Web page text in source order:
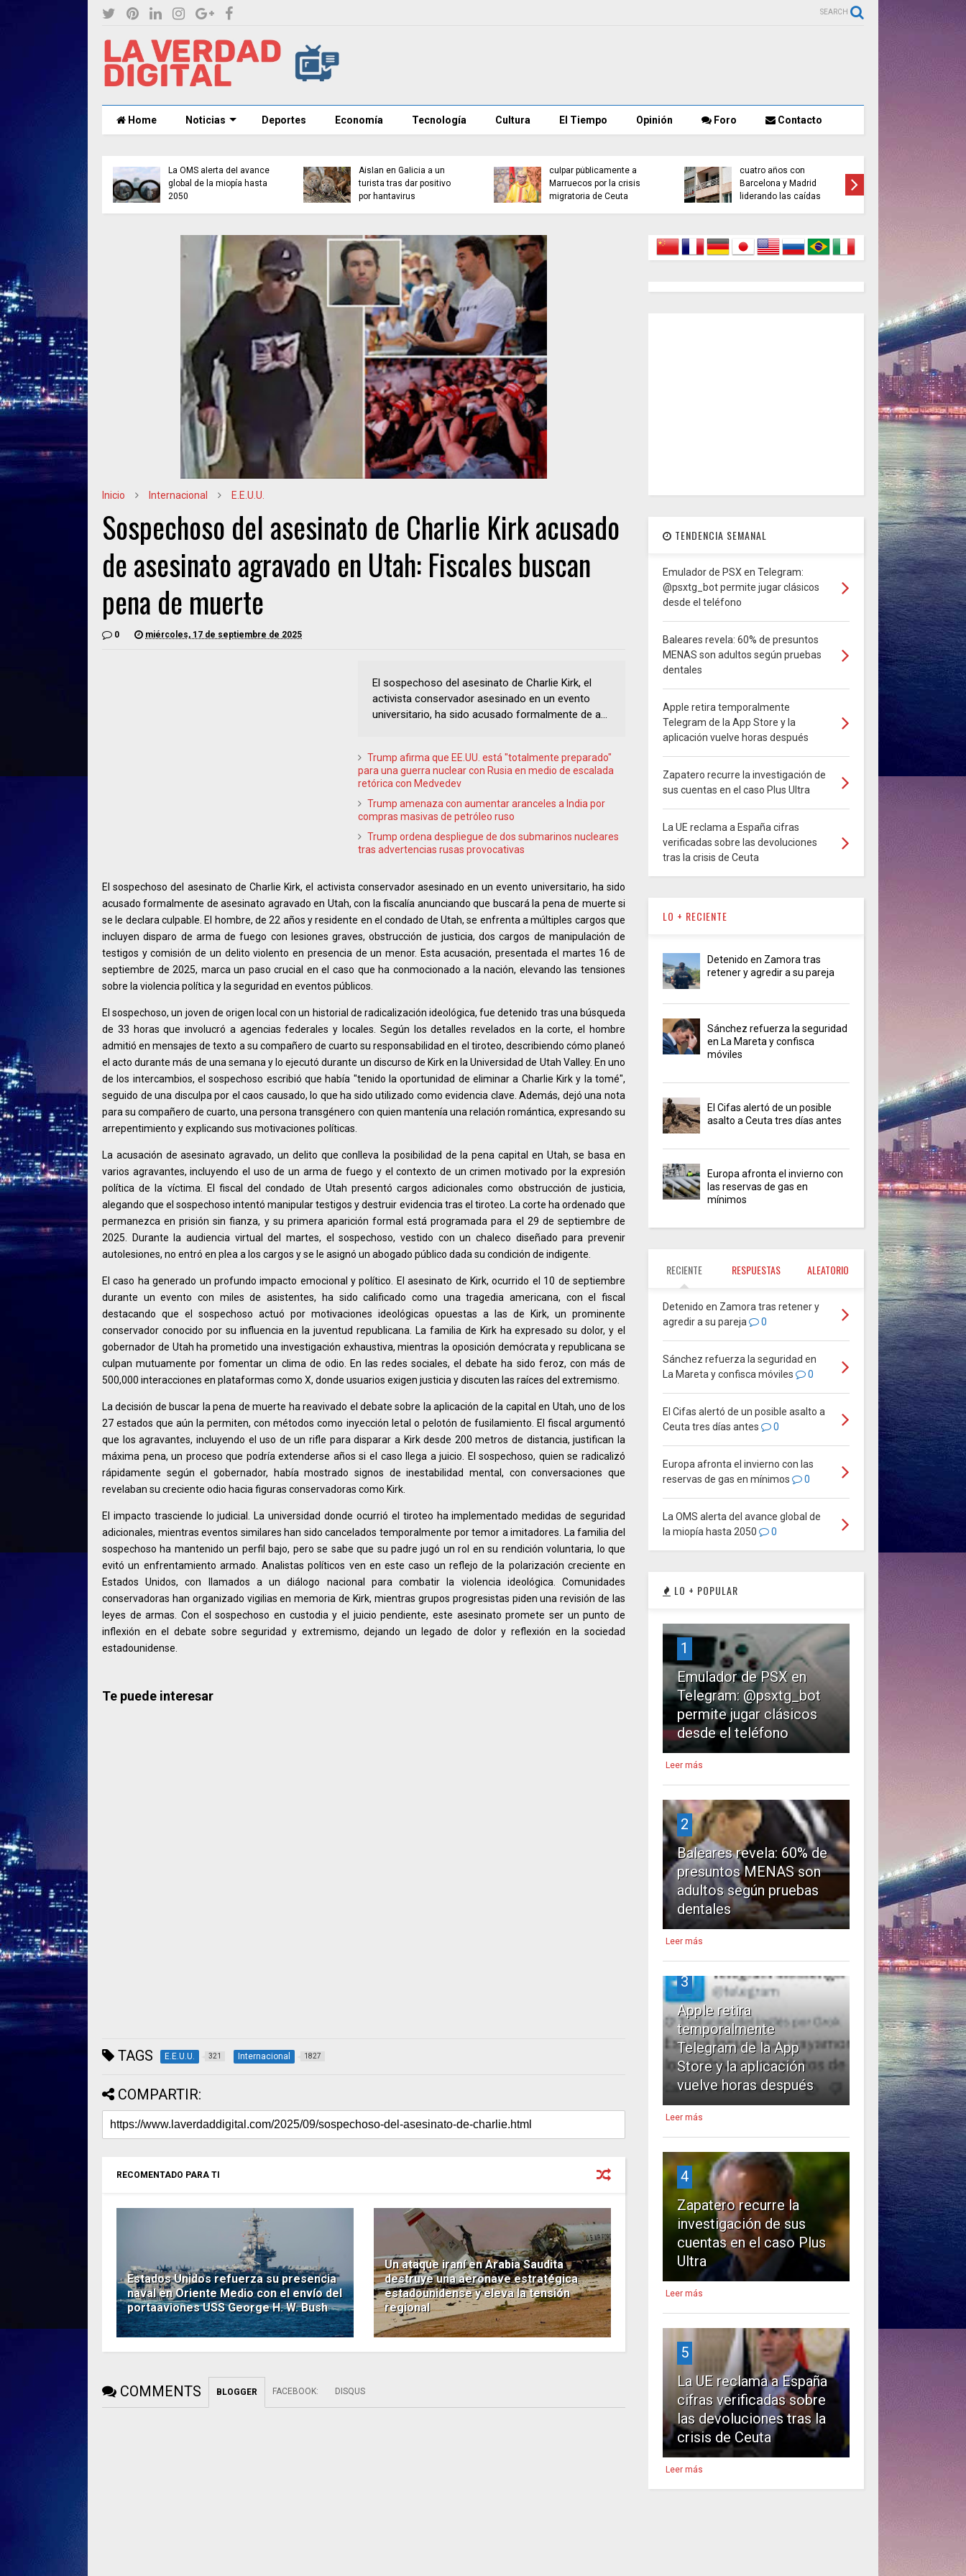
SEARCH
Home Noticias Deportes Economía Tecnología Cultura El Tiempo Opinión Foro Contacto
La OMS alerta del avance
global de la miopía hasta
2050
Aíslan en Galicia a un
turista tras dar positivo
por hantavirus
culpar públicamente a
Marruecos por la crisis
migratoria de Ceuta
cuatro años con
Barcelona y Madrid
liderando las caídas
Inicio Internacional E.E.U.U.
Sospechoso del asesinato de Charlie Kirk acusado
de asesinato agravado en Utah: Fiscales buscan
pena de muerte
0 miércoles, 17 de septiembre de 2025
El sospechoso del asesinato de Charlie Kirk, el
activista conservador asesinado en un evento
universitario, ha sido acusado formalmente de a...
Trump afirma que EE.UU. está "totalmente preparado"
para una guerra nuclear con Rusia en medio de escalada
retórica con Medvedev
Trump amenaza con aumentar aranceles a India por
compras masivas de petróleo ruso
Trump ordena despliegue de dos submarinos nucleares
tras advertencias rusas provocativas
El sospechoso del asesinato de Charlie Kirk, el activista conservador asesinado en un evento universitario, ha sido
acusado formalmente de asesinato agravado en Utah, con la fiscalía anunciando que buscará la pena de muerte si
se le declara culpable. El hombre, de 22 años y residente en el condado de Utah, se enfrenta a múltiples cargos que
incluyen disparo de arma de fuego con lesiones graves, obstrucción de justicia, dos cargos de manipulación de
testigos y comisión de un delito violento en presencia de un menor. Esta acusación, presentada el martes 16 de
septiembre de 2025, marca un paso crucial en el caso que ha conmocionado a la nación, elevando las tensiones
sobre la violencia política y la seguridad en eventos públicos.
El sospechoso, un joven de origen local con un historial de radicalización ideológica, fue detenido tras una búsqueda
de 33 horas que involucró a agencias federales y locales. Según los detalles revelados en la corte, el hombre
admitió en mensajes de texto a su compañero de cuarto su responsabilidad en el tiroteo, describiendo cómo planeó
el acto durante más de una semana y lo ejecutó durante un discurso de Kirk en la Universidad de Utah Valley. En uno
de los intercambios, el sospechoso escribió que había "tenido la oportunidad de eliminar a Charlie Kirk y la tomé",
seguido de una disculpa por el caos causado, lo que ha sido utilizado como evidencia clave. Además, dejó una nota
para su compañero de cuarto, una persona transgénero con quien mantenía una relación romántica, expresando su
arrepentimiento y explicando sus motivaciones políticas.
La acusación de asesinato agravado, un delito que conlleva la posibilidad de la pena capital en Utah, se basa en
varios agravantes, incluyendo el uso de un arma de fuego y el contexto de un crimen motivado por la expresión
política de la víctima. El fiscal del condado de Utah presentó cargos adicionales como obstrucción de justicia,
alegando que el sospechoso intentó manipular testigos y destruir evidencia tras el tiroteo. La corte ha ordenado que
permanezca en prisión sin fianza, y su primera aparición formal está programada para el 29 de septiembre de
2025. Durante la audiencia virtual del martes, el sospechoso, vestido con un chaleco diseñado para prevenir
autolesiones, no entró en plea a los cargos y se le asignó un abogado público dada su condición de indigente.
El caso ha generado un profundo impacto emocional y político. El asesinato de Kirk, ocurrido el 10 de septiembre
durante un evento con miles de asistentes, ha sido calificado como una tragedia americana, con el fiscal
destacando que el sospechoso actuó por motivaciones ideológicas opuestas a las de Kirk, un prominente
conservador conocido por su influencia en la juventud republicana. La familia de Kirk ha expresado su dolor, y el
gobernador de Utah ha prometido una investigación exhaustiva, mientras la oposición demócrata y republicana se
culpan mutuamente por fomentar un clima de odio. En las redes sociales, el debate ha sido feroz, con más de
500,000 interacciones en plataformas como X, donde usuarios exigen justicia y discuten las raíces del extremismo.
La decisión de buscar la pena de muerte ha reavivado el debate sobre la aplicación de la capital en Utah, uno de los
27 estados que aún la permiten, con métodos como inyección letal o pelotón de fusilamiento. El fiscal argumentó
que los agravantes, incluyendo el uso de un rifle para disparar a Kirk desde 200 metros de distancia, justifican la
máxima pena, un proceso que podría extenderse años si el caso llega a juicio. El sospechoso, quien se radicalizó
rápidamente según el gobernador, había mostrado signos de inestabilidad mental, con conversaciones que
revelaban su creciente odio hacia figuras conservadoras como Kirk.
El impacto trasciende lo judicial. La universidad donde ocurrió el tiroteo ha implementado medidas de seguridad
adicionales, mientras eventos similares han sido cancelados temporalmente por temor a imitadores. La familia del
sospechoso ha mantenido un perfil bajo, pero se sabe que su padre jugó un rol en su rendición voluntaria, lo que
evitó un enfrentamiento armado. Analistas políticos ven en este caso un reflejo de la polarización creciente en
Estados Unidos, con llamados a un diálogo nacional para combatir la violencia ideológica. Comunidades
conservadoras han organizado vigilias en memoria de Kirk, mientras grupos progresistas piden una revisión de las
leyes de armas. Con el sospechoso en custodia y el juicio pendiente, este asesinato promete ser un punto de
inflexión en el debate sobre seguridad y extremismo, dejando un legado de dolor y reflexión en la sociedad
estadounidense.
Te puede interesar
TAGS E.E.U.U. 321 Internacional 1827
COMPARTIR:
RECOMENTADO PARA TI
Estados Unidos refuerza su presencia
naval en Oriente Medio con el envío del
portaaviones USS George H. W. Bush
Un ataque iraní en Arabia Saudita
destruye una aeronave estratégica
estadounidense y eleva la tensión
regional
COMMENTS BLOGGER FACEBOOK: DISQUS
TENDENCIA SEMANAL
Emulador de PSX en Telegram:
@psxtg_bot permite jugar clásicos
desde el teléfono
Baleares revela: 60% de presuntos
MENAS son adultos según pruebas
dentales
Apple retira temporalmente
Telegram de la App Store y la
aplicación vuelve horas después
Zapatero recurre la investigación de
sus cuentas en el caso Plus Ultra
La UE reclama a España cifras
verificadas sobre las devoluciones
tras la crisis de Ceuta
LO + RECIENTE
Detenido en Zamora tras
retener y agredir a su pareja
Sánchez refuerza la seguridad
en La Mareta y confisca
móviles
El Cifas alertó de un posible
asalto a Ceuta tres días antes
Europa afronta el invierno con
las reservas de gas en
mínimos
RECIENTE RESPUESTAS ALEATORIO
Detenido en Zamora tras retener y
agredir a su pareja
0
Sánchez refuerza la seguridad en
La Mareta y confisca móviles
0
El Cifas alertó de un posible asalto a
Ceuta tres días antes
0
Europa afronta el invierno con las
reservas de gas en mínimos
0
La OMS alerta del avance global de
la miopía hasta 2050
0
LO + POPULAR
1
Emulador de PSX en
Telegram: @psxtg_bot
permite jugar clásicos
desde el teléfono
Leer más
2
Baleares revela: 60% de
presuntos MENAS son
adultos según pruebas
dentales
Leer más
3
Apple retira
temporalmente
Telegram de la App
Store y la aplicación
vuelve horas después
Leer más
4
Zapatero recurre la
investigación de sus
cuentas en el caso Plus
Ultra
Leer más
5
La UE reclama a España
cifras verificadas sobre
las devoluciones tras la
crisis de Ceuta
Leer más